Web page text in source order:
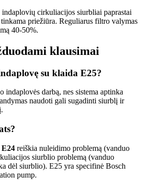
indaplovių cirkuliacijos siurbliai paprastai
priežiūra. Reguliarus filtro valymas
40-50%.
klausimai
su klaida E25?
indaplovės darbą, nes sistema aptinka
naudoti gali sugadinti siurblį ir
E24 reiškia nuleidimo problemą (vanduo
siurblio problemą (vanduo
dėl siurblio). E25 yra specifinė Bosch
pump.